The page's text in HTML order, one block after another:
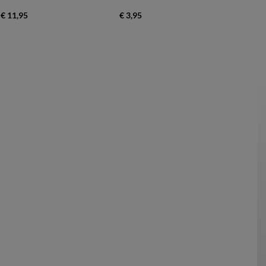
€ 11,95 € 3,95